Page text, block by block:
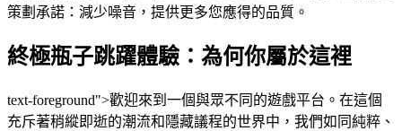
策劃承諾：減少噪音，提供更多您應得的品質。
終極瓶子跳躍體驗：為何你屬於這裡
text-foreground">歡迎來到一個與眾不同的遊戲平台。在這個
充斥著稍縱即逝的潮流和隱藏議程的世界中，我們如同純粹、